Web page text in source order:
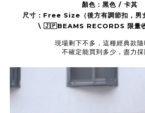
顏色：黑色 / 卡其
尺寸：Free Size（後方有調節扣，男
\ 🇯🇵BEAMS RECORDS 限量
現場剩下不多，這種經典款
不確定能買到多少，盡力採